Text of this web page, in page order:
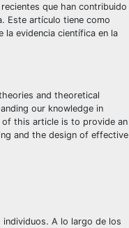
que han contribuido
Este artículo tiene como
la evidencia científica en la
and theoretical
our knowledge in
of this article is to provide an
and the design of effective
A lo largo de los